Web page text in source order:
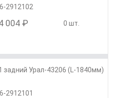
2912102
004 ₽ 0 шт.
задний Урал-43206 (L-1840мм)
2912101